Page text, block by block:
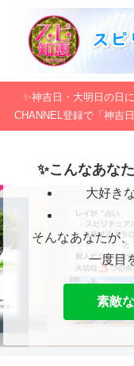
✨神吉日・大明日の日
CHANNEL登録で「神吉
✨こんなあな
大好き
そんなあなたが
一度目
素敵